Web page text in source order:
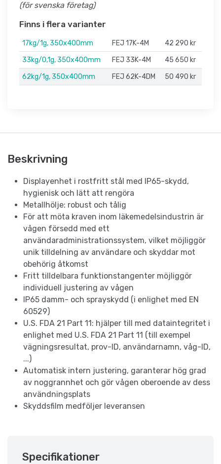
(för svenska företag)
Finns i flera varianter
17kg/1g, 350x400mm FEJ 17K-4M
42 290 kr
33kg/0,1g, 350x400mm
FEJ 33K-4M
45 650 kr
62kg/1g, 350x400mm
FEJ 62K-4DM 50 490 kr
Beskrivning
Displayenhet i rostfritt stål med IP65-skydd,
hygienisk och lätt att rengöra
Metallhölje: robust och tålig
För att möta kraven inom läkemedelsindustrin är
vågen försedd med ett
användaradministrationssystem, vilket möjliggör
unik tilldelning av användare och skyddar mot
obehörig åtkomst
Fritt tilldelbara funktionstangenter möjliggör
individuell justering av vågen
IP65 damm- och sprayskydd (i enlighet med EN
60529)
U.S. FDA 21 Part 11: hjälper till med dataintegritet i
enlighet med U.S. FDA 21 Part 11 (till exempel
vägningsresultat, prov-ID, användarnamn, våg-ID,
...)
Automatisk intern justering, garanterar hög grad
av noggrannhet och gör vågen oberoende av dess
användningsplats
Skyddsfilm medföljer leveransen
Specifikationer